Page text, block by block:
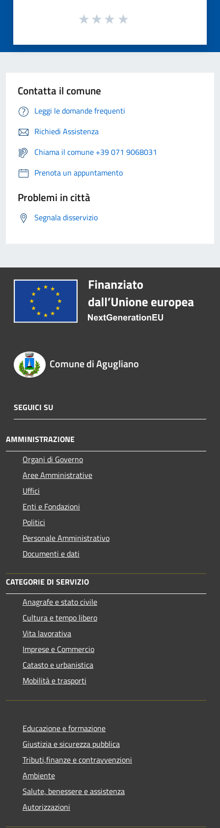
Contatta il comune
Leggi le domande frequenti
Richiedi Assistenza
Chiama il comune +39 071 9068031
Prenota un appuntamento
Problemi in città
Segnala disservizio
Comune di Agugliano
SEGUICI SU
AMMINISTRAZIONE
Organi di Governo
Aree Amministrative
Uffici
Enti e Fondazioni
Politici
Personale Amministrativo
Documenti e dati
CATEGORIE DI SERVIZIO
Anagrafe e stato civile
Cultura e tempo libero
Vita lavorativa
Imprese e Commercio
Catasto e urbanistica
Mobilità e trasporti
Educazione e formazione
Giustizia e sicurezza pubblica
Tributi,finanze e contravvenzioni
Ambiente
Salute, benessere e assistenza
Autorizzazioni